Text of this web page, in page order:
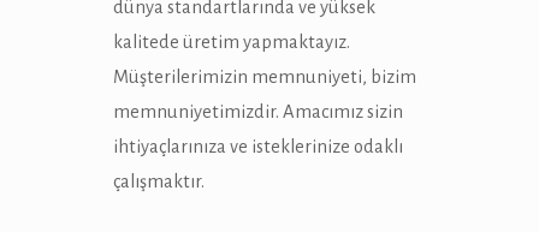
dünya standartlarında ve yüksek
kalitede üretim yapmaktayız.
Müşterilerimizin memnuniyeti, bizim
memnuniyetimizdir. Amacımız sizin
ihtiyaçlarınıza ve isteklerinize odaklı
çalışmaktır.